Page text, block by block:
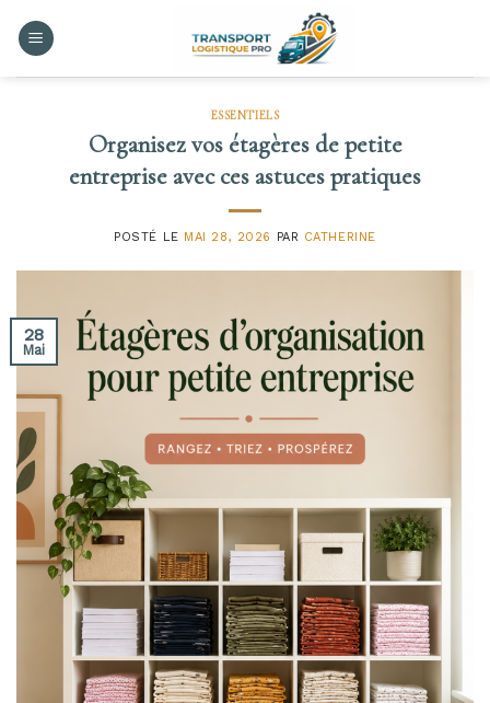
ESSENTIELS
Organisez vos étagères de petite
entreprise avec ces astuces pratiques
POSTÉ LE MAI 28, 2026 PAR CATHERINE
28
Mai